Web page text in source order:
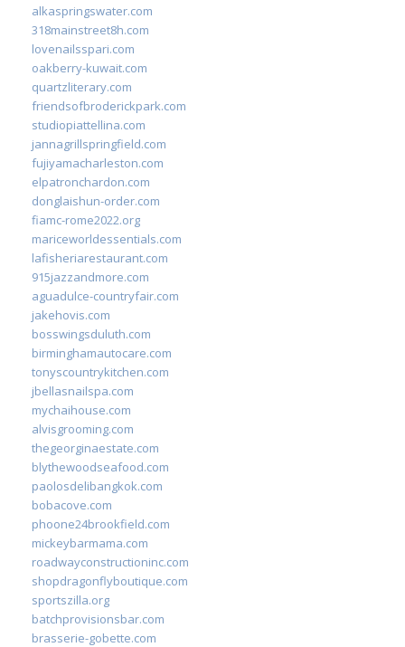
alkaspringswater.com
318mainstreet8h.com
lovenailsspari.com
oakberry-kuwait.com
quartzliterary.com
friendsofbroderickpark.com
studiopiattellina.com
jannagrillspringfield.com
fujiyamacharleston.com
elpatronchardon.com
donglaishun-order.com
fiamc-rome2022.org
mariceworldessentials.com
lafisheriarestaurant.com
915jazzandmore.com
aguadulce-countryfair.com
jakehovis.com
bosswingsduluth.com
birminghamautocare.com
tonyscountrykitchen.com
jbellasnailspa.com
mychaihouse.com
alvisgrooming.com
thegeorginaestate.com
blythewoodseafood.com
paolosdelibangkok.com
bobacove.com
phoone24brookfield.com
mickeybarmama.com
roadwayconstructioninc.com
shopdragonflyboutique.com
sportszilla.org
batchprovisionsbar.com
brasserie-gobette.com